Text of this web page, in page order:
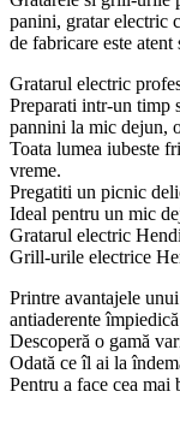
panini, gratar electric
de fabricare este
Gratarul electric
Preparati intr-un timp
pannini la mic dejun,
Toata lumea iubeste
vreme.
Pregatiti un picnic
Ideal pentru un mic
Gratarul electric
Grill-urile electrice
Printre avantajele
antiaderente
Descoperă o gamă
Odată ce îl ai la
Pentru a face cea